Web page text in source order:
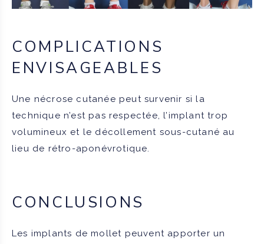
COMPLICATIONS
ENVISAGEABLES
Une nécrose cutanée peut survenir si la
technique n’est pas respectée, l’implant trop
volumineux et le décollement sous-cutané au
lieu de rétro-aponévrotique.
CONCLUSIONS
Les implants de mollet peuvent apporter un